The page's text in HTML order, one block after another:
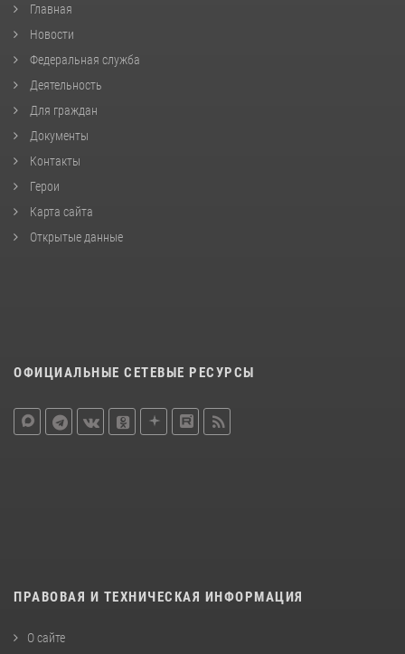
Главная
Новости
Федеральная служба
Деятельность
Для граждан
Документы
Контакты
Герои
Карта сайта
Открытые данные
ОФИЦИАЛЬНЫЕ СЕТЕВЫЕ РЕСУРСЫ
ПРАВОВАЯ И ТЕХНИЧЕСКАЯ ИНФОРМАЦИЯ
О сайте